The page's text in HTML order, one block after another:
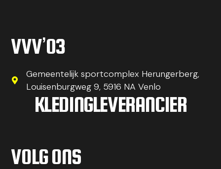
VVV’03
Gemeentelijk sportcomplex Herungerberg,
Louisenburgweg 9, 5916 NA Venlo
KLEDINGLEVERANCIER
VOLG ONS